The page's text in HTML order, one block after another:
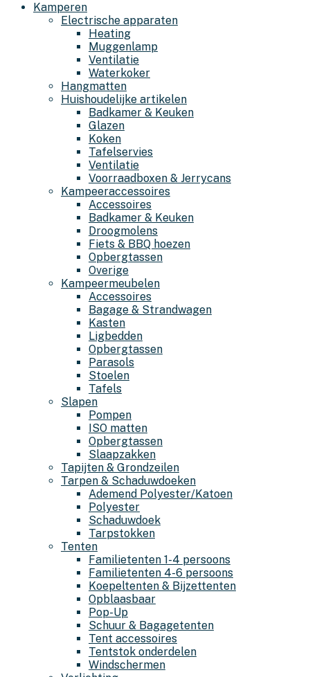
Kamperen
Electrische apparaten
Heating
Muggenlamp
Ventilatie
Waterkoker
Hangmatten
Huishoudelijke artikelen
Badkamer & Keuken
Glazen
Koken
Tafelservies
Ventilatie
Voorraadboxen & Jerrycans
Kampeeraccessoires
Accessoires
Badkamer & Keuken
Droogmolens
Fiets & BBQ hoezen
Opbergtassen
Overige
Kampeermeubelen
Accessoires
Bagage & Strandwagen
Kasten
Ligbedden
Opbergtassen
Parasols
Stoelen
Tafels
Slapen
Pompen
ISO matten
Opbergtassen
Slaapzakken
Tapijten & Grondzeilen
Tarpen & Schaduwdoeken
Ademend Polyester/Katoen
Polyester
Schaduwdoek
Tarpstokken
Tenten
Familietenten 1-4 persoons
Familietenten 4-6 persoons
Koepeltenten & Bijzettenten
Opblaasbaar
Pop-Up
Schuur & Bagagetenten
Tent accessoires
Tentstok onderdelen
Windschermen